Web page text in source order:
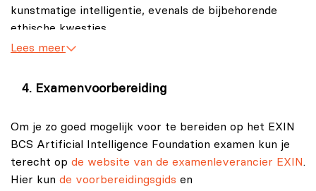
kunstmatige intelligentie, evenals de bijbehorende
ethische kwesties.
Lees meer
Examenvoorbereiding
Om je zo goed mogelijk voor te bereiden op het EXIN
BCS Artificial Intelligence Foundation examen kun je
terecht op de website van de examenleverancier EXIN.
Hier kun de voorbereidingsgids en